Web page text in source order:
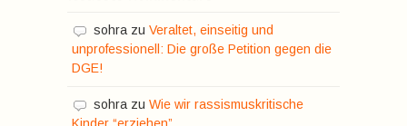
sohra zu Veraltet, einseitig und
unprofessionell: Die große Petition gegen die
DGE!
sohra zu Wie wir rassismuskritische
Kinder “erziehen”